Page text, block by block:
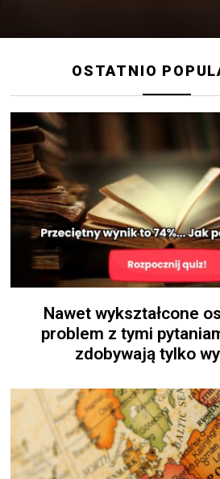
OSTATNIO
Nawet wykształcone
problem z tymi
zdobywają tylko